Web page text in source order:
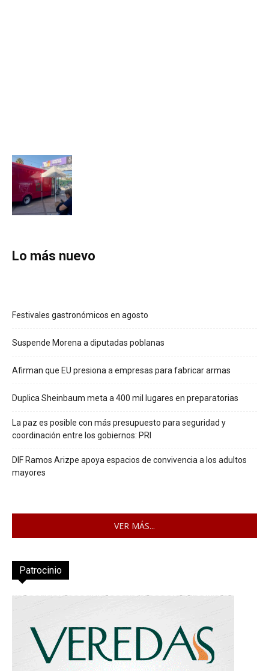
Lo más nuevo
Festivales gastronómicos en agosto
Suspende Morena a diputadas poblanas
Afirman que EU presiona a empresas para fabricar armas
Duplica Sheinbaum meta a 400 mil lugares en preparatorias
La paz es posible con más presupuesto para seguridad y
coordinación entre los gobiernos: PRI
DIF Ramos Arizpe apoya espacios de convivencia a los adultos
mayores
VER MÁS...
Patrocinio